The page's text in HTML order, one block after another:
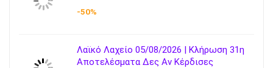
-50%
Λαϊκό Λαχείο 05/08/2026 | Κλήρωση 31η
Αποτελέσματα Δες Αν Κέρδισες